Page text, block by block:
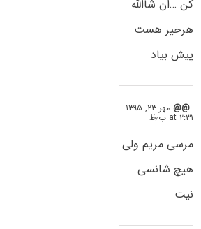
کن …ان شاالله
هرخیر هست
پیش بیاد
@@ مهر ۲۳, ۱۳۹۵
at ۲:۳۱ ب٫ظ
مرسی مریم ولی
هیچ شانسی
نیت